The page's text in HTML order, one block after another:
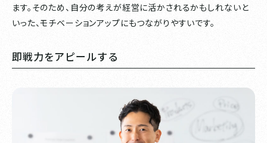
ます。そのため、自分の考えが経営に活かされるかもしれないと
いった、モチベーションアップにもつながりやすいです。
即戦力をアピールする